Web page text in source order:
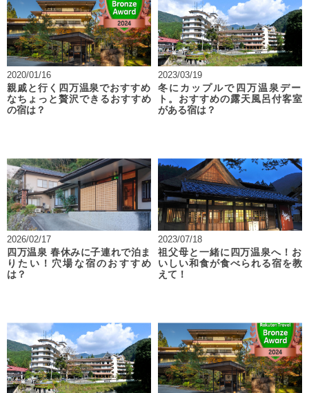
2020/01/16
親戚と行く四万温泉でおすすめ
なちょっと贅沢できるおすすめ
の宿は？
2023/03/19
冬にカップルで四万温泉デー
ト。おすすめの露天風呂付客室
がある宿は？
2026/02/17
四万温泉 春休みに子連れで泊ま
りたい！穴場な宿のおすすめ
は？
2023/07/18
祖父母と一緒に四万温泉へ！お
いしい和食が食べられる宿を教
えて！